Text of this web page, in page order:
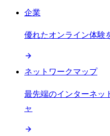
企業
優れたオンライン体験
ネットワークマップ
最先端のインターネッ
ャ